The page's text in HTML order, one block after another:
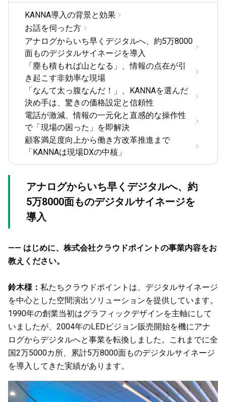
KANNA導入の背景と効果
お話を伺った方
アナログからいち早くデジタルへ、約5万8000
面ものデジタルサイネージを導入
「塵も積もれば山となる」、情報の点在が引
き起こす非効率な現場
「なんて太っ腹なんだ！」、KANNAを選んだ
決め手は、驚きの価格設定と信頼性
電話が激減、情報の一元化と直感的な操作性
で「現場の困った」を即解決
顧客満足度向上から働き方改革推進まで
「KANNAは現場DXの中核」
アナログからいち早くデジタルへ、約
5万8000面ものデジタルサイネージを
導入
—— はじめに、株式会社クラウドポイントの事業内容をお
教えください。
鈴木様： 私たちクラウドポイントは、デジタルサイネージ
を中心とした空間演出ソリューションを提供しています。
1990年の創業当初はグラフィックデザインを主軸にして
いましたが、2004年のLEDビジョン販売開始を機にアナ
ログからデジタルへと事業を転換しました。これまでに全
国2万5000カ所、累計5万8000面ものデジタルサイネージ
を導入してきた実績があります。